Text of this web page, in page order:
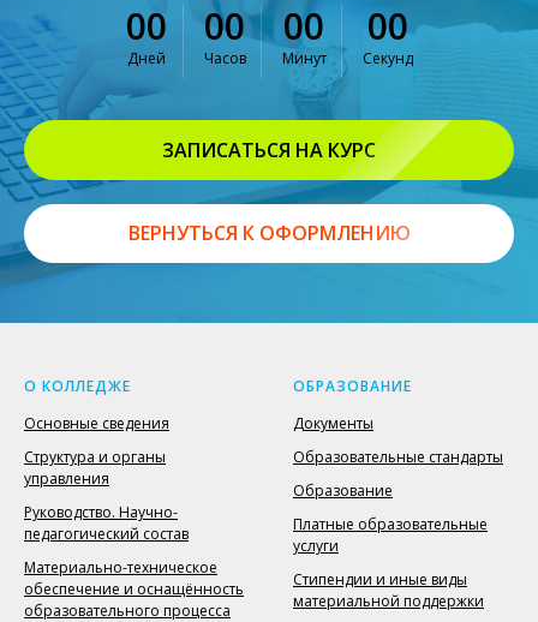
00
Дней
00
Часов
00
Минут
00
Секунд
ЗАПИСАТЬСЯ НА КУРС
ВЕРНУТЬСЯ К ОФОРМЛЕНИЮ
О КОЛЛЕДЖЕ
Основные сведения
Структура и органы
управления
Руководство. Научно-
педагогический состав
Материально-техническое
обеспечение и оснащённость
образовательного процесса
ОБРАЗОВАНИЕ
Документы
Образовательные стандарты
Образование
Платные образовательные
услуги
Стипендии и иные виды
материальной поддержки